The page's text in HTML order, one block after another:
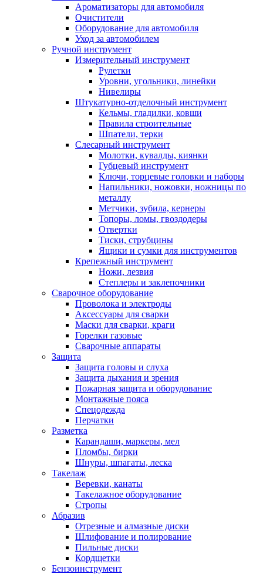
Ароматизаторы для автомобиля
Очистители
Оборудование для автомобиля
Уход за автомобилем
Ручной инструмент
Измерительный инструмент
Рулетки
Уровни, угольники, линейки
Нивелиры
Штукатурно-отделочный инструмент
Кельмы, гладилки, ковши
Правила строительные
Шпатели, терки
Слесарный инструмент
Молотки, кувалды, киянки
Губцевый инструмент
Ключи, торцевые головки и наборы
Напильники, ножовки, ножницы по
металлу
Метчики, зубила, кернеры
Топоры, ломы, гвоздодеры
Отвертки
Тиски, струбцины
Ящики и сумки для инструментов
Крепежный инструмент
Ножи, лезвия
Степлеры и заклепочники
Сварочное оборудование
Проволока и электроды
Аксессуары для сварки
Маски для сварки, краги
Горелки газовые
Сварочные аппараты
Защита
Защита головы и слуха
Защита дыхания и зрения
Пожарная защита и оборудование
Монтажные пояса
Спецодежда
Перчатки
Разметка
Карандаши, маркеры, мел
Пломбы, бирки
Шнуры, шпагаты, леска
Такелаж
Веревки, канаты
Такелажное оборудование
Стропы
Абразив
Отрезные и алмазные диски
Шлифование и полирование
Пильные диски
Кордщетки
Бензоинструмент